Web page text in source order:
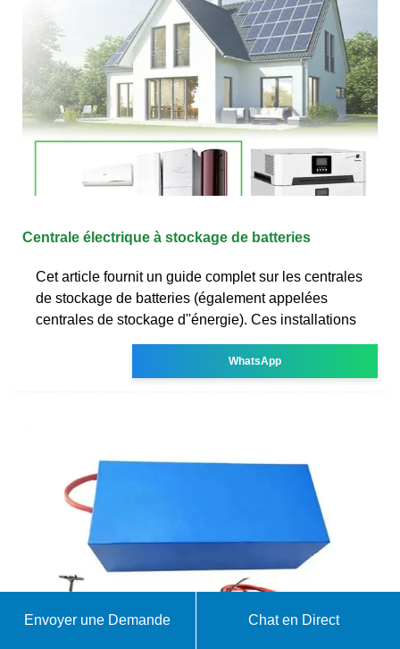
Centrale électrique à stockage de batteries
Cet article fournit un guide complet sur les centrales
de stockage de batteries (également appelées
centrales de stockage d''énergie). Ces installations
WhatsApp
Envoyer une Demande Chat en Direct